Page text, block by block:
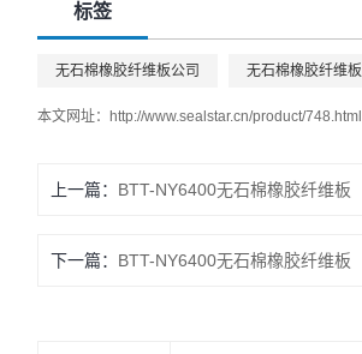
标签
无石棉橡胶纤维板公司 无石棉橡胶纤维板
本文网址： http://www.sealstar.cn/product/748.html
上一篇： BTT-NY6400无石棉橡胶纤维板
下一篇： BTT-NY6400无石棉橡胶纤维板